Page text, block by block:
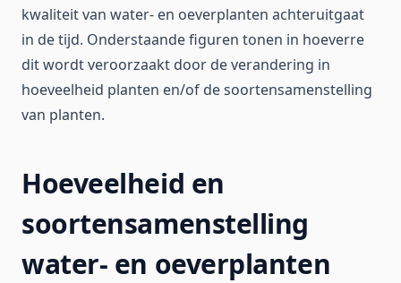
kwaliteit van water- en oeverplanten achteruitgaat
in de tijd. Onderstaande figuren tonen in hoeverre
dit wordt veroorzaakt door de verandering in
hoeveelheid planten en/of de soortensamenstelling
van planten.
Hoeveelheid en
soortensamenstelling
water- en oeverplanten